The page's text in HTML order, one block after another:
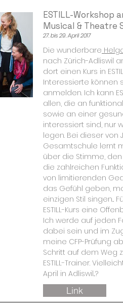
ESTILL-Workshop
Musical & Theatre
27. bis 29. April 2017
Die wunderbare
nach Zürich-Adliswil
dort einen Kurs in
Interessierte können
anmelden. Ich kann
allen, die an
sowie an einer
interessiert sind, nur
legen. Bei dieser von
Gesamtschule lernt
über die Stimme,
die zahlreichen
von limitierenden
das Gefühl geben,
einzigen Stil singen...
ESTILL-Kurs eine
Ich werde auf jeden
dabei sein und im
meine CFP-Prüfung
Schritt auf dem Weg
ESTILL-Trainer.
April in Adliswil...?
Link